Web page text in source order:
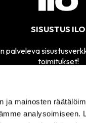
ja mainosten
analysoimiseen.
SISUSTUS ILO
palveleva
toimitukset!